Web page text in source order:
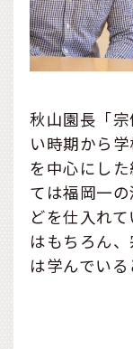
秋山園長「
い時期から
を中心にし
ては福岡一
どを仕入れ
はもちろん
は学んでいる